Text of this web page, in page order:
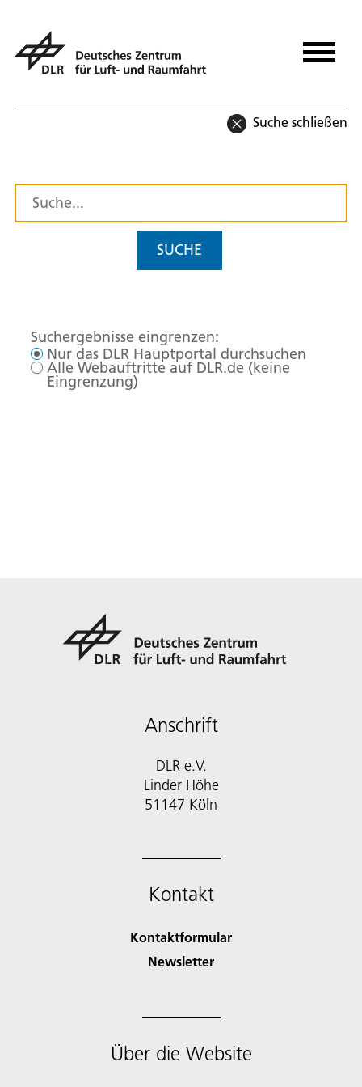
Suche schließen
SUCHE
Suchergebnisse eingrenzen:
Nur das DLR Hauptportal durchsuchen
Alle Webauftritte auf DLR.de (keine
Eingrenzung)
Anschrift
DLR e.V.
Linder Höhe
51147 Köln
Kontakt
Kontaktformular
Newsletter
Über die Website